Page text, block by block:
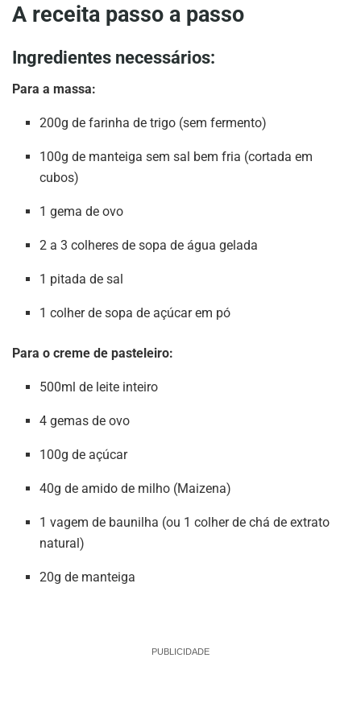
A receita passo a passo
Ingredientes necessários:
Para a massa:
200g de farinha de trigo (sem fermento)
100g de manteiga sem sal bem fria (cortada em
cubos)
1 gema de ovo
2 a 3 colheres de sopa de água gelada
1 pitada de sal
1 colher de sopa de açúcar em pó
Para o creme de pasteleiro:
500ml de leite inteiro
4 gemas de ovo
100g de açúcar
40g de amido de milho (Maizena)
1 vagem de baunilha (ou 1 colher de chá de extrato
natural)
20g de manteiga
PUBLICIDADE